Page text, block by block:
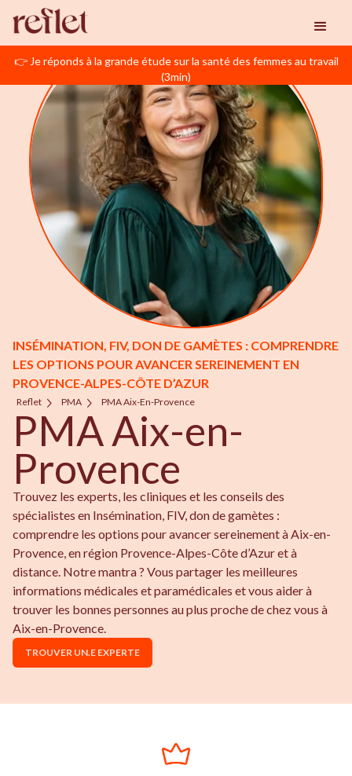
👉 Je réponds à la grande étude sur la santé des femmes au travail
(3min)
INSÉMINATION, FIV, DON DE GAMÈTES : COMPRENDRE
LES OPTIONS POUR AVANCER SEREINEMENT EN
PROVENCE-ALPES-CÔTE D’AZUR
Reflet PMA PMA Aix-En-Provence
PMA Aix-en-
Provence
Trouvez les experts, les cliniques et les conseils des
spécialistes en Insémination, FIV, don de gamètes :
comprendre les options pour avancer sereinement à Aix-en-
Provence, en région Provence-Alpes-Côte d’Azur et à
distance. Notre mantra ? Vous partager les meilleures
informations médicales et paramédicales et vous aider à
trouver les bonnes personnes au plus proche de chez vous à
Aix-en-Provence.
TROUVER UN.E EXPERTE